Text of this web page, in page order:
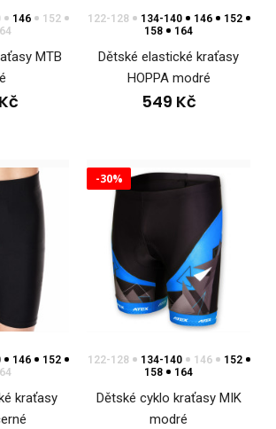
vyhovuje dětem drobné postavy.K..
cyklo kraťasy SATO růžové
146
152
MTB
122-128 134-140 146
152
158
164
Dětské elastické kraťasy
HOPPA modré
549 Kč
146
152
kraťasy
-30%
122-128 134-140 146
152
158
164
Dětské cyklo kraťasy MIK
modré